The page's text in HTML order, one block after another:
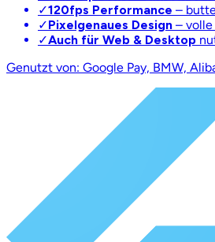
✓120fps Performance –
✓Pixelgenaues Design –
✓Auch für Web & Desktop
Genutzt von: Google Pay, BMW,